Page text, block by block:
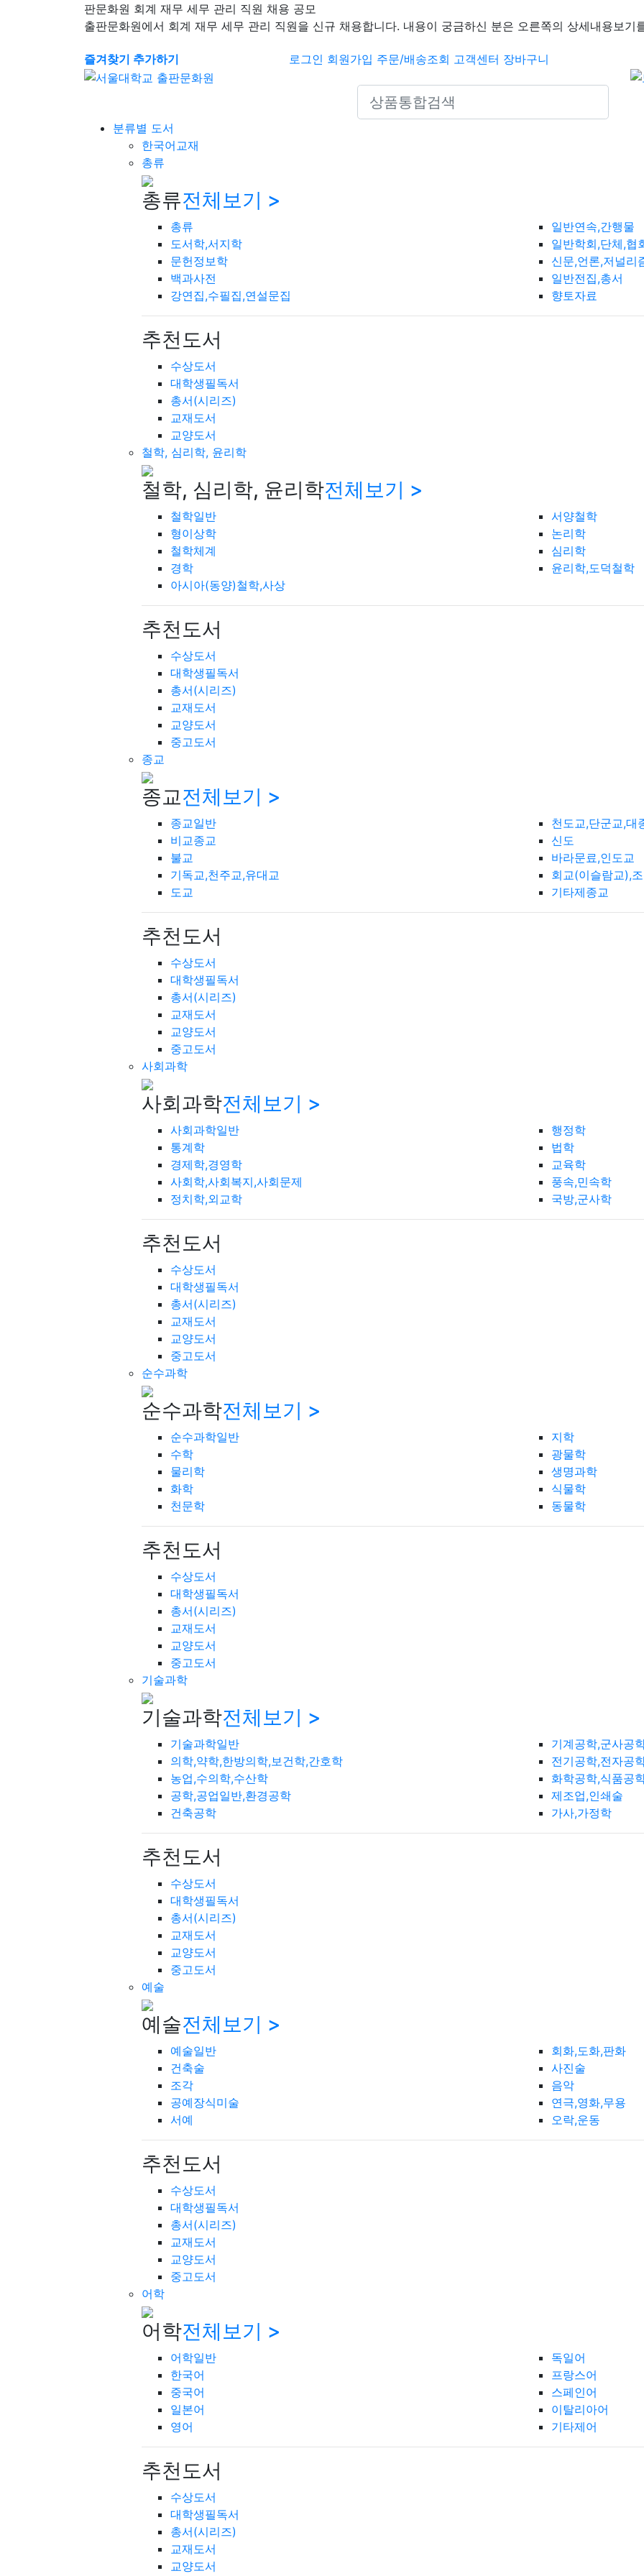
판문화원 회계 재무 세무 관리 직원 채용 공모
출판문화원에서 회계 재무 세무 관리 직원을 신규 채용합니다. 내용이 궁금하신 분은 오른쪽의 상세내용보기
즐겨찾기 추가하기 로그인 회원가입 주문/배송조회 고객센터 장바구니
Search icons
분류별 도서
한국어교재
총류
총류전체보기 >
총류
도서학,서지학
문헌정보학
백과사전
강연집,수필집,연설문집
일반연속,간행물
일반학회,단체,협
신문,언론,저널리
일반전집,총서
향토자료
추천도서
수상도서
대학생필독서
총서(시리즈)
교재도서
교양도서
철학, 심리학, 윤리학
철학, 심리학, 윤리학전체보기 >
철학일반
형이상학
철학체계
경학
아시아(동양)철학,사상
서양철학
논리학
심리학
윤리학,도덕철학
추천도서
수상도서
대학생필독서
총서(시리즈)
교재도서
교양도서
중고도서
종교
종교전체보기 >
종교일반
비교종교
불교
기독교,천주교,유대교
도교
천도교,단군교,대
신도
바라문료,인도교
회교(이슬람교),
기타제종교
추천도서
수상도서
대학생필독서
총서(시리즈)
교재도서
교양도서
중고도서
사회과학
사회과학전체보기 >
사회과학일반
통계학
경제학,경영학
사회학,사회복지,사회문제
정치학,외교학
행정학
법학
교육학
풍속,민속학
국방,군사학
추천도서
수상도서
대학생필독서
총서(시리즈)
교재도서
교양도서
중고도서
순수과학
순수과학전체보기 >
순수과학일반
수학
물리학
화학
천문학
지학
광물학
생명과학
식물학
동물학
추천도서
수상도서
대학생필독서
총서(시리즈)
교재도서
교양도서
중고도서
기술과학
기술과학전체보기 >
기술과학일반
의학,약학,한방의학,보건학,간호학
농업,수의학,수산학
공학,공업일반,환경공학
건축공학
기계공학,군사공
전기공학,전자공
화학공학,식품공
제조업,인쇄술
가사,가정학
추천도서
수상도서
대학생필독서
총서(시리즈)
교재도서
교양도서
중고도서
예술
예술전체보기 >
예술일반
건축술
조각
공예장식미술
서예
회화,도화,판화
사진술
음악
연극,영화,무용
오락,운동
추천도서
수상도서
대학생필독서
총서(시리즈)
교재도서
교양도서
중고도서
어학
어학전체보기 >
어학일반
한국어
중국어
일본어
영어
독일어
프랑스어
스페인어
이탈리아어
기타제어
추천도서
수상도서
대학생필독서
총서(시리즈)
교재도서
교양도서